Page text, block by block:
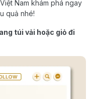
Nam khám phá ngay
quả nhé!
túi vải hoặc giỏ đi